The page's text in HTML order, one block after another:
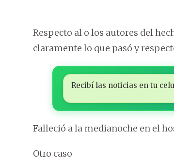
Respecto al o los autores del
claramente lo que pasó y
Recibí las noticias en tu
Falleció a la medianoche en el
Otro caso